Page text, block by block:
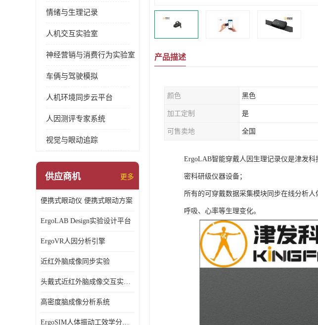
情绪与生理记录
人机交互实验室
神经营销与消费行为实验室
车俩与驾驶模拟
人机环境同步云平台
人因测评专家系统
视觉与眼动追踪
供应商机 更多
便携式眼动仪 便携式眼动方案
ErgoLAB Design实验设计平台
ErgoVR人因分析引擎
近红外脑成像同步实验
头戴式近红外脑成像交互实验室
高密度脑成像分析系统
ErgoSIM人体振动工效学分析系统
产品描述
颜色 黑色
加工定制 是
可售卖地 全国
ErgoLAB智能穿戴人因生理记录仪是津发
密科研级仪器设备；
所有的可穿戴数据采集模块同步在线分析
呼吸、心率等生理变化。